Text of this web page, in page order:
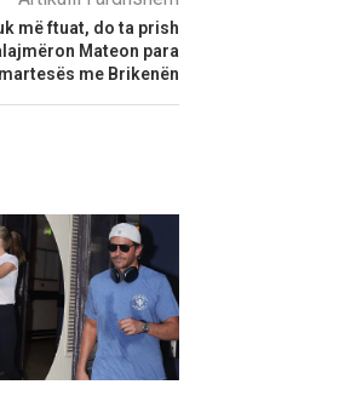
më ftuat, do ta prish
Mateon para
martesës me Brikenën